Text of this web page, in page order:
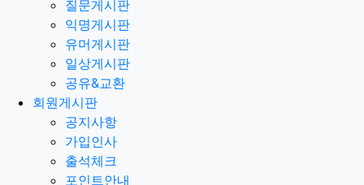
질문게시판
익명게시판
유머게시판
일상게시판
공유&교환
회원게시판
공지사항
가입인사
출석체크
포인트안내